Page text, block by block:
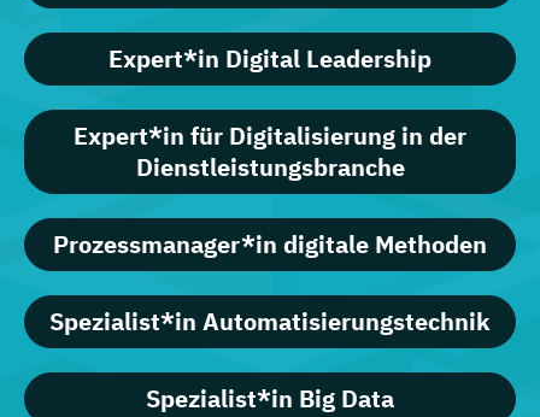
Expert*in Digital Leadership
Expert*in für Digitalisierung in der
Dienstleistungsbranche
Prozessmanager*in digitale Methoden
Spezialist*in Automatisierungstechnik
Spezialist*in Big Data